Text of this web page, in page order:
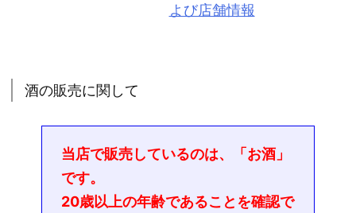
よび店舗情報
酒の販売に関して
当店で販売しているのは、「お酒」
です。
20歳以上の年齢であることを確認で